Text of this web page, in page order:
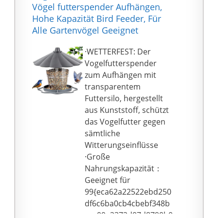
Sales-Team hilft Ihnen,
das Problem innerhalb
von 24 Stunden zu
Ihnen die häufigsten
Fragen rund um die
Fütterung beantwortet.
🐦 𝐊𝐈𝐍𝐃𝐄𝐑𝐋𝐄𝐈𝐂𝐇𝐓
𝐀𝐍𝐁𝐑𝐈𝐍𝐆𝐁𝐀𝐑: Sie
suchen ein Vogelhaus
zum Aufhängen? Dann
sind Sie hier an der
richtigen Stelle. Die
verstellbare
Metallschnur lässt sich
an jedem Ast individuell
und verstellbar
anbringen.
💶 𝐆𝐄𝐋𝐃 𝐙𝐔𝐑Ü𝐂𝐊:
TWOCOZY steht für
höchste Qualität!
Bestellen Sie heute
Vögel futterspender Aufhängen,
Hohe Kapazität Bird Feeder, Für
Alle Gartenvögel Geeignet
·WETTERFEST: Der
Vogelfutterspender
zum Aufhängen mit
transparentem
Futtersilo, hergestellt
aus Kunststoff, schützt
das Vogelfutter gegen
sämtliche
Witterungseinflüsse
·Große
Nahrungskapazität：
Geeignet für
99{eca62a22522ebd250
df6c6ba0cb4cbebf348b
cca00e2372d07d8790b0